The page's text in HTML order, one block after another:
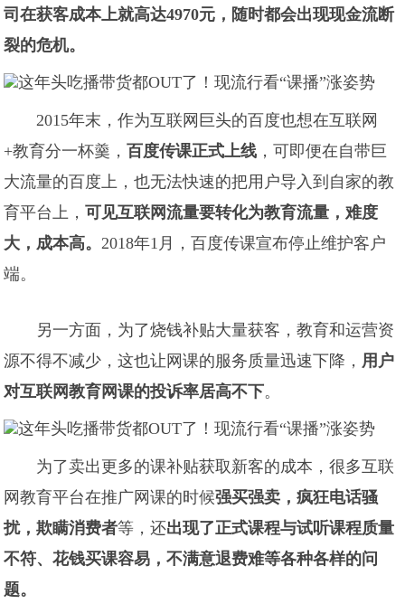
司在获客成本上就高达4970元，随时都会出现现金流断
裂的危机。
2015年末，作为互联网巨头的百度也想在互联网
+教育分一杯羹，百度传课正式上线 ，可即便在自带巨
大流量的百度上，也无法快速的把用户导入到自家的教
育平台上，可见互联网流量要转化为教育流量，难度
大，成本高。2018年1月，百度传课宣布停止维护客户
端。
另一方面，为了烧钱补贴大量获客，教育和运营资
源不得不减少，这也让网课的服务质量迅速下降， 用户
对互联网教育网课的投诉率居高不下。
为了卖出更多的课补贴获取新客的成本，很多互联
网教育平台在推广网课的时候强买强卖，疯狂电话骚
扰，欺瞒消费者等，还出现了正式课程与试听课程质量
不符、花钱买课容易，不满意退费难等各种各样的问
题。